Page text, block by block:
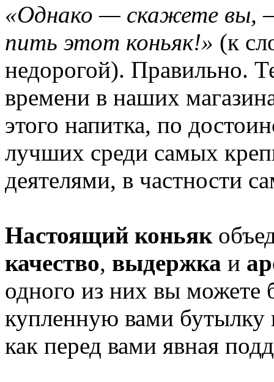
«Однако — скажете вы,
пить этот коньяк!» (к
недорогой). Правильно.
времени в наших
этого напитка, по
лучших среди самых
деятелями, в частности
Настоящий коньяк
качество, выдержка и
одного из них вы можете
купленную вами бутылку
как перед вами явная